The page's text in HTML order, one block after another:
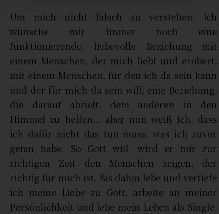
Um mich nicht falsch zu verstehen: Ich
wünsche mir immer noch eine
funktionierende, liebevolle Beziehung mit
einem Menschen, der mich liebt und erobert;
mit einem Menschen, für den ich da sein kann
und der für mich da sein will; eine Beziehung,
die darauf abzielt, dem anderen in den
Himmel zu helfen… aber nun weiß ich, dass
ich dafür nicht das tun muss, was ich zuvor
getan habe. So Gott will, wird er mir zur
richtigen Zeit den Menschen zeigen, der
richtig für mich ist. Bis dahin lebe und vertiefe
ich meine Liebe zu Gott, arbeite an meiner
Persönlichkeit und lebe mein Leben als Single,